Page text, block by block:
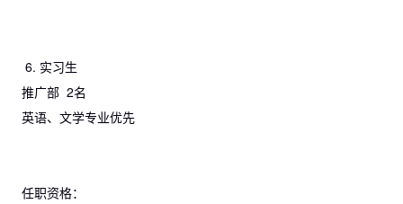
6. 实习生
推广部 2名
英语、文学专业优先
任职资格：